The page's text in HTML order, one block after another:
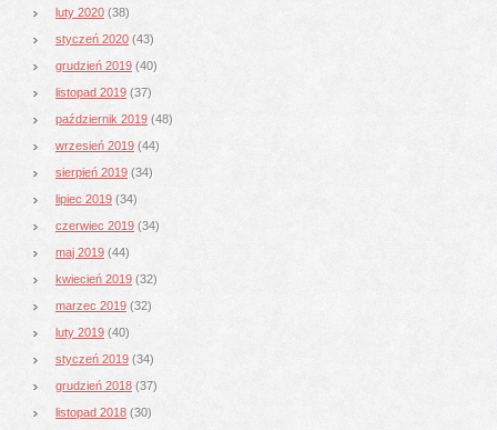
luty 2020 (38)
styczeń 2020 (43)
grudzień 2019 (40)
listopad 2019 (37)
październik 2019 (48)
wrzesień 2019 (44)
sierpień 2019 (34)
lipiec 2019 (34)
czerwiec 2019 (34)
maj 2019 (44)
kwiecień 2019 (32)
marzec 2019 (32)
luty 2019 (40)
styczeń 2019 (34)
grudzień 2018 (37)
listopad 2018 (30)